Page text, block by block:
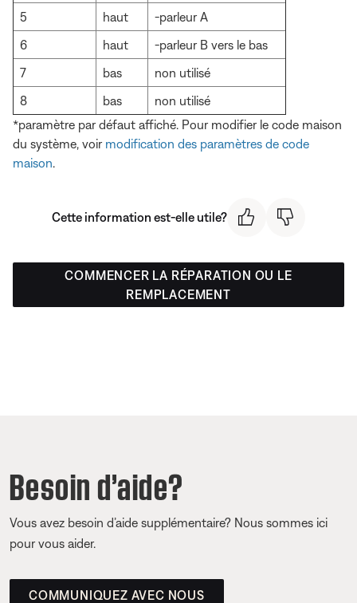
5
haut
-parleur A
6
haut
-parleur B vers le bas
7
bas
non utilisé
8
bas
non utilisé
*paramètre par défaut affiché. Pour modifier le code maison
du système, voir modification des paramètres de code
maison.
Cette information est-elle utile?
COMMENCER LA RÉPARATION OU LE
REMPLACEMENT
Besoin d’aide?
Vous avez besoin d’aide supplémentaire? Nous sommes ici
pour vous aider.
COMMUNIQUEZ AVEC NOUS